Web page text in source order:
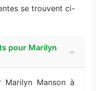
se trouvent ci-
pour Marilyn
Manson à